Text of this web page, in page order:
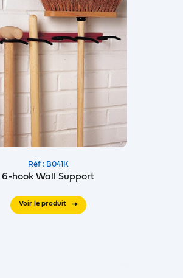
Réf : B041K
6-hook Wall Support
Voir le produit